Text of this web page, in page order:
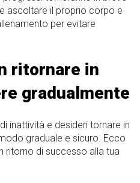
ascoltare il proprio corpo e
per evitare
ritornare in
gradualmente
inattività e desideri tornare in
graduale e sicuro. Ecco
ritorno di successo alla tua